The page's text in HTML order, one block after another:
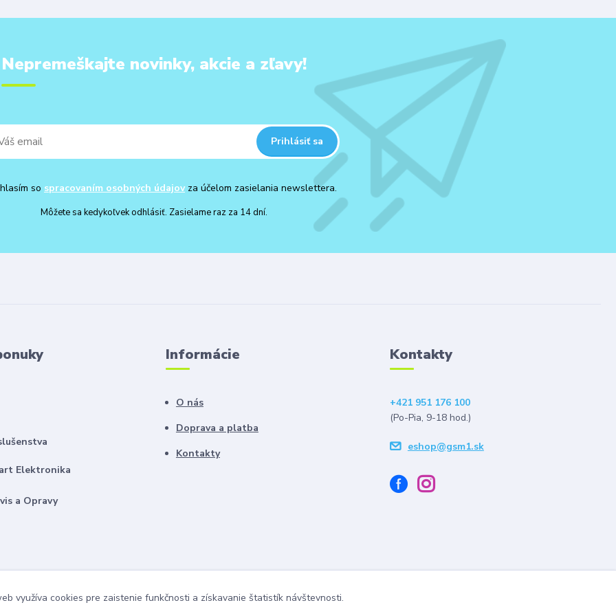
Nepremeškajte novinky, akcie a zľavy!
Prihlásiť sa
so spracovaním osobných údajovza účelom zasielania newslettera.
Môžete sa kedykoľvek odhlásiť. Zasielame raz za 14 dní.
Elektronika
a Opravy
Informácie
O nás
Doprava a platba
Kontakty
Kontakty
+421 951 176 100
(Po-Pia, 9-18 hod.)
eshop@gsm1.sk
využíva cookies pre zaistenie funkčnosti a získavanie štatistík návštevnosti.